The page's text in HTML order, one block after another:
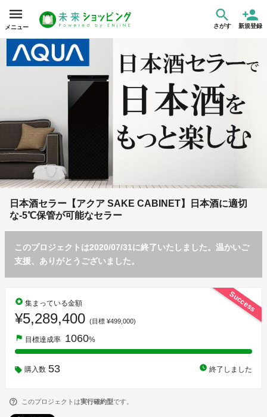
メニュー さがす 新規登録
日本酒セラー【アクア SAKE CABINET】日本酒に適切
な-5℃保管が可能なセラー
このプロジェクトは2020/07/31に終了いたしました。温かいご
支援、ありがとうございました。
Success
stars 集まっている金額
¥5,289,400 (目標 ¥499,000)
flag 目標達成率 1060%
購入数 53 watch_later 終了しました
このプロジェクトは実行確約型です。